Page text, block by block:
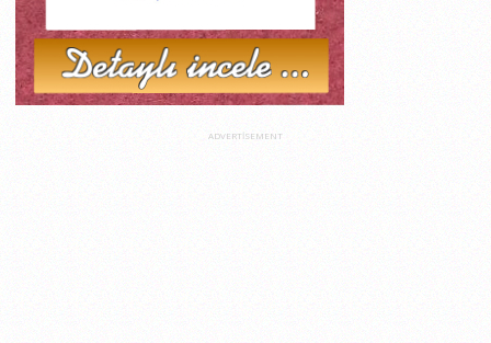
ADVERTISEMENT